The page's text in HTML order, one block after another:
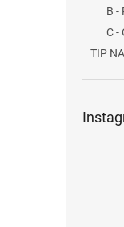
B -
C -
TIP